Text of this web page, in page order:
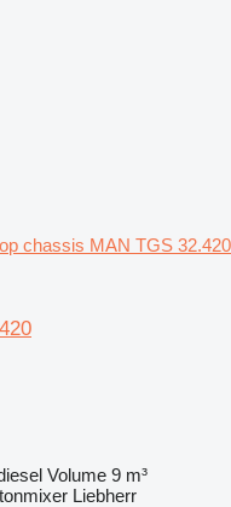
chassis MAN TGS 32.420
Volume 9 m³
Liebherr